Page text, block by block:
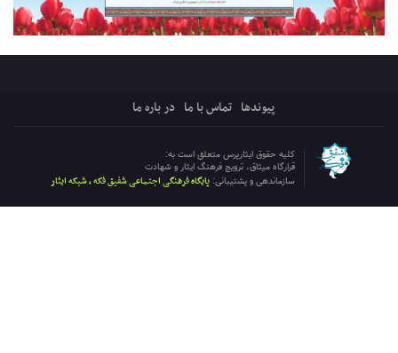
پیوندها تماس با ما در باره ما
کلیه حقوق ایثارپرس متعلق است به:
قرارگاه میثاق، ترویج فرهنگ ایثار و شهادت
سازماندهی و پشتیبانی: پایگاه فرهنگی اجتماعی شفیق فکه ، شبکه ایثار